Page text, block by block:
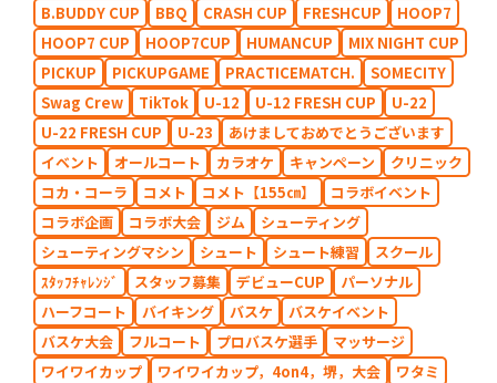
B.BUDDY CUP
BBQ CRASH CUP FRESHCUP
HOOP7
HOOP7 CUP
HOOP7CUP HUMANCUP
MIX NIGHT CUP
PICKUP
PICKUPGAME PRACTICEMATCH.
SOMECITY
Swag Crew
TikTok U-12 U-12 FRESH CUP
U-22
U-22 FRESH CUP
U-23
あけましておめでとうございます
イベント
オールコート カラオケ キャンペーン
クリニック
コカ・コーラ
コメト コメト【155㎝】
コラボイベント
コラボ企画
コラボ大会 ジム
シューティング
シューティングマシン
シュート シュート練習
スクール
ｽﾀｯﾌﾁｬﾚﾝｼﾞ
スタッフ募集 デビューCUP
パーソナル
ハーフコート
バイキング バスケ
バスケイベント
バスケ大会
フルコート プロバスケ選手
マッサージ
ワイワイカップ
ワイワイカップ，4on4，堺，大会
ワタミ